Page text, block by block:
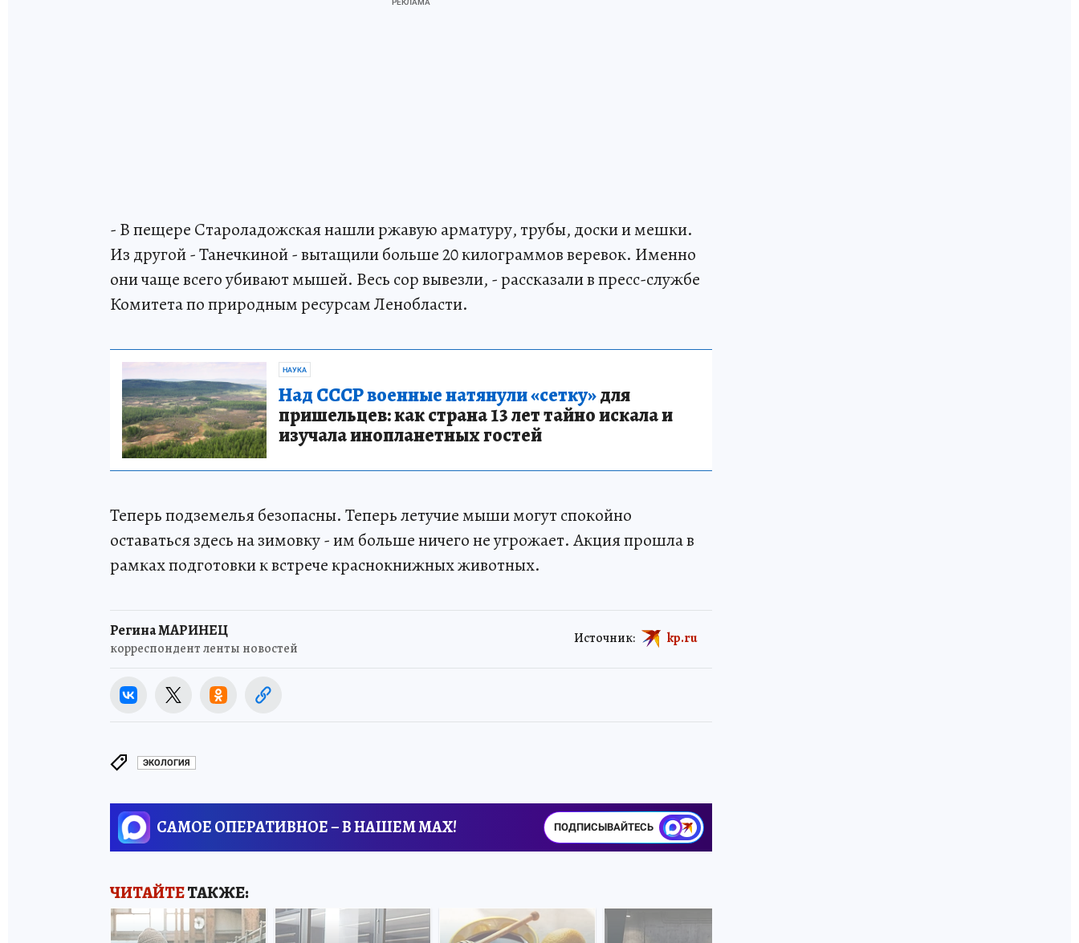
- В пещере Староладожская нашли ржавую арматуру, трубы, доски и мешки.
Из другой - Танечкиной - вытащили больше 20 килограммов веревок. Именно
они чаще всего убивают мышей. Весь сор вывезли, - рассказали в пресс-службе
Комитета по природным ресурсам Ленобласти.
НАУКА
Над СССР военные натянули «сетку»для
пришельцев: как страна 13 лет тайно искала и
изучала инопланетных гостей
Теперь подземелья безопасны. Теперь летучие мыши могут спокойно
оставаться здесь на зимовку - им больше ничего не угрожает. Акция прошла в
рамках подготовки к встрече краснокнижных животных.
Регина МАРИНЕЦ
корреспондент ленты новостей
Источник: kp.ru
ЭКОЛОГИЯ
САМОЕ ОПЕРАТИВНОЕ – В НАШЕМ MAX! ПОДПИСЫВАЙТЕСЬ
ЧИТАЙТЕТАКЖЕ: